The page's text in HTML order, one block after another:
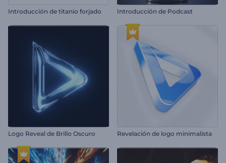
Introducción de titanio forjado Introducción de Podcast
Logo Reveal de Brillo Oscuro Revelación de logo minimalista